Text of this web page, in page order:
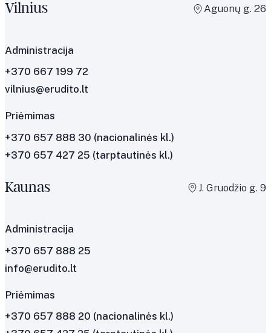
Vilnius Aguonų g. 26
Administracija
+370 667 199 72
vilnius@erudito.lt
Priėmimas
+370 657 888 30 (nacionalinės kl.)
+370 657 427 25 (tarptautinės kl.)
Kaunas J. Gruodžio g. 9
Administracija
+370 657 888 25
info@erudito.lt
Priėmimas
+370 657 888 20 (nacionalinės kl.)